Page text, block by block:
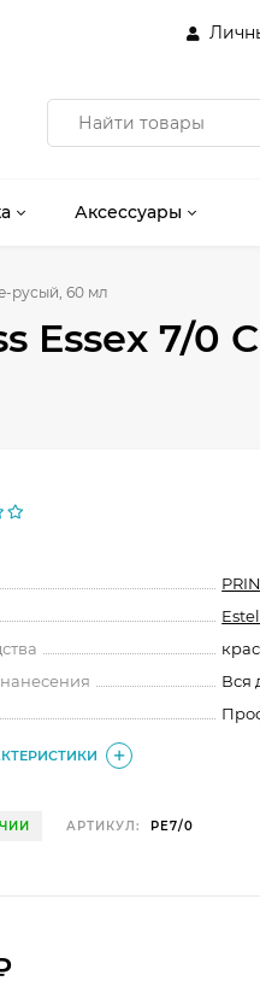
Аксессуары
русый, 60 мл
Essex 7/0
Вся
АРТИКУЛ: PE7/0